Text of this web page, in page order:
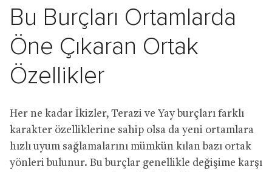
Bu Burçları Ortamlarda
Öne Çıkaran Ortak
Özellikler
Her ne kadar İkizler, Terazi ve Yay burçları farklı
karakter özelliklerine sahip olsa da yeni ortamlara
hızlı uyum sağlamalarını mümkün kılan bazı ortak
yönleri bulunur. Bu burçlar genellikle değişime karşı